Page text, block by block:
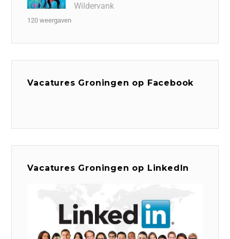
Wildervank
120 weergaven
Vacatures Groningen op Facebook
Vacatures Groningen op LinkedIn